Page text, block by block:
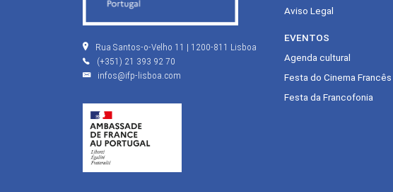
Aviso Legal
EVENTOS
Agenda cultural
Festa do Cinema Francês
Festa da Francofonia
Rua Santos-o-Velho 11 | 1200-811 Lisboa
(+351) 21 393 92 70
infos@ifp-lisboa.com